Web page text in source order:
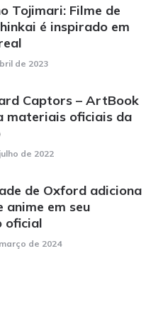
Tojimari: Filme de
é inspirado em
de 2023
Captors – ArtBook
materiais oficiais da
de 2022
de Oxford adiciona
anime em seu
oficial
de 2024